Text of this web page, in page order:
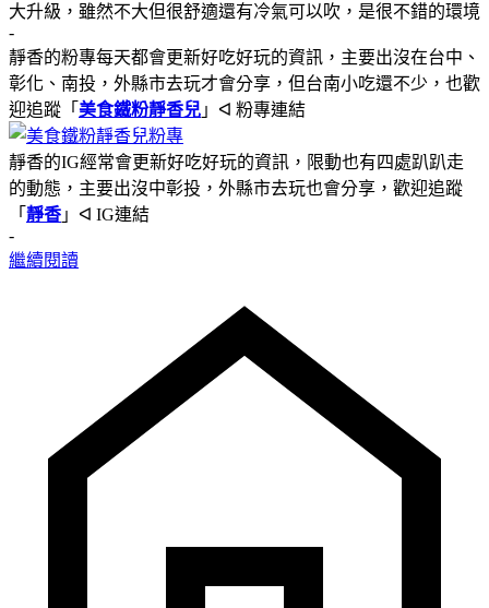
大升級，雖然不大但很舒適還有冷氣可以吹，是很不錯的環境
-
靜香的粉專每天都會更新好吃好玩的資訊，主要出沒在台中、
彰化、南投，外縣市去玩才會分享，但台南小吃還不少，也歡
迎追蹤「 美食鐵粉靜香兒 」ᐊ 粉專連結
靜香的IG經常會更新好吃好玩的資訊，限動也有四處趴趴走
的動態，主要出沒中彰投，外縣市去玩也會分享，歡迎追蹤
「 靜香 」ᐊ IG連結
-
繼續閱讀